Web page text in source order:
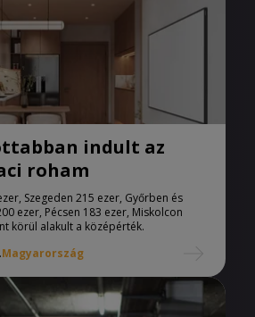
indult az
roham
Szegeden 215 ezer, Győrben és
ezer, Pécsen 183 ezer, Miskolcon
körül alakult a középérték.
Magyarország